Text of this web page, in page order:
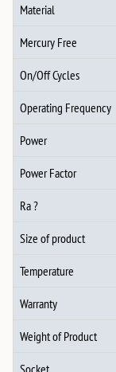
Material
Mercury Free
On/Off Cycles
Operating Frequency
Power
Power Factor
Ra ?
Size of product
Temperature
Warranty
Weight of Product
Socket